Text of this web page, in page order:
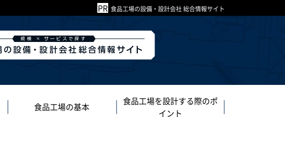
食品工場の設備・設計会社 総合情報サイト
食品工場の基本
食品工場を設計する際のポ
イント